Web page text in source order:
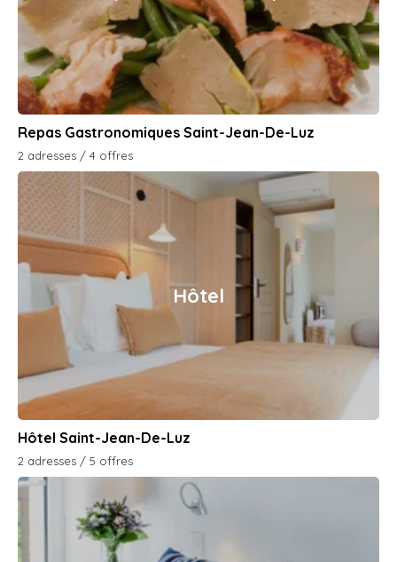
Repas Gastronomiques Saint-Jean-De-Luz
2 adresses / 4 offres
Hôtel
Hôtel Saint-Jean-De-Luz
2 adresses / 5 offres